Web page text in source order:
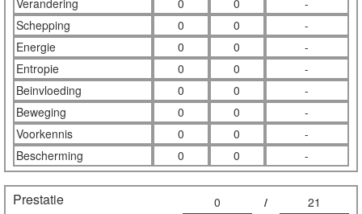
Verandering
0 0
-
Schepping
0 0
-
Energie
0 0
-
Entropie
0 0
-
Beinvloeding
0 0
-
Beweging
0 0
-
Voorkennis
0 0
-
Bescherming
0 0 -
Prestatie 0 / 21